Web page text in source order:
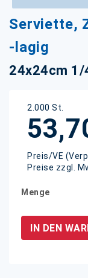
Serviette,
-lagig
24x24cm 1/
2.000 St.
Preis/VE
Preise zzgl.
Menge
IN DEN
Anfang
der
Bildgalerie
springen